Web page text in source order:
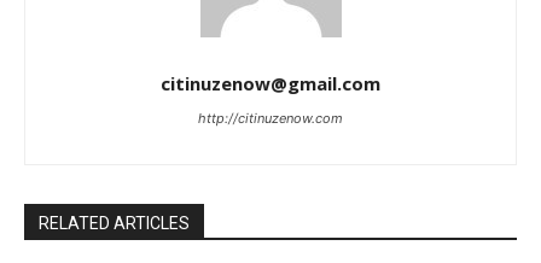
citinuzenow@gmail.com
http://citinuzenow.com
RELATED ARTICLES